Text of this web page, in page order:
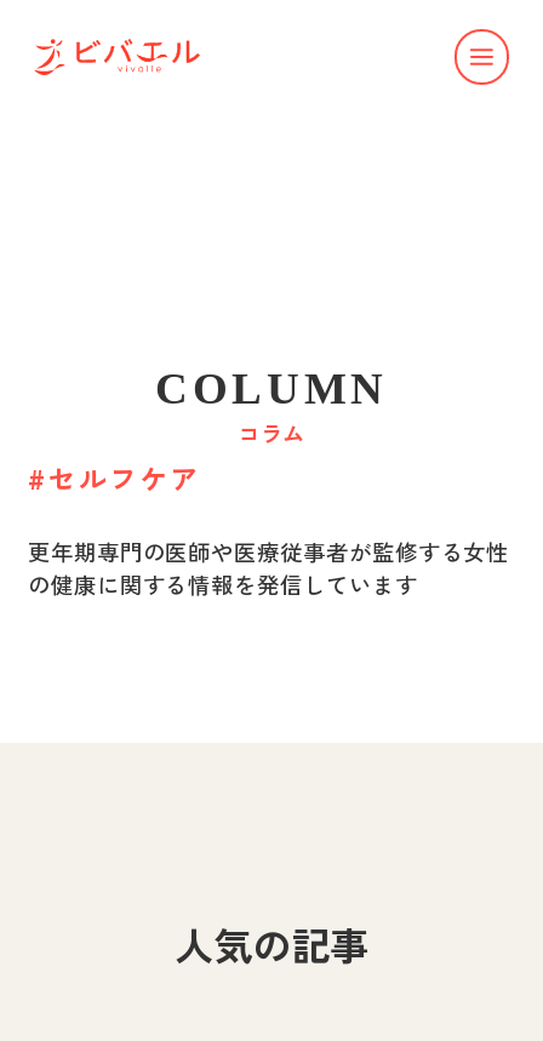
COLUMN
コラム
#セルフケア
更年期専門の医師や医療従事者が監修する女性
の健康に関する情報を発信しています
人気の記事